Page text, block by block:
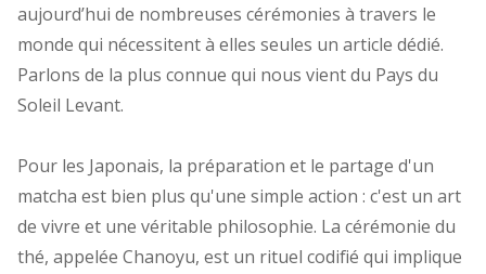
aujourd’hui de nombreuses cérémonies à travers le
monde qui nécessitent à elles seules un article dédié.
Parlons de la plus connue qui nous vient du Pays du
Soleil Levant.
Pour les Japonais, la préparation et le partage d'un
matcha est bien plus qu'une simple action : c'est un art
de vivre et une véritable philosophie. La cérémonie du
thé, appelée Chanoyu, est un rituel codifié qui implique